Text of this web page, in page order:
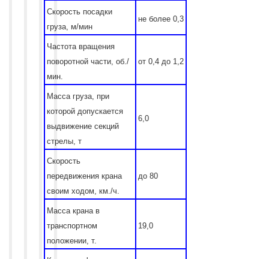
Скорость посадки
груза, м/мин
не более 0,3
Частота вращения
поворотной части, об./
мин.
от 0,4 до 1,2
Масса груза, при
которой допускается
выдвижение секций
стрелы, т
6,0
Скорость
передвижения крана
своим ходом, км./ч.
до 80
Масса крана в
транспортном
положении, т.
19,0